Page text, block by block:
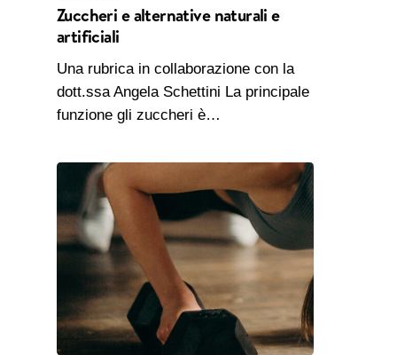
Zuccheri e alternative naturali e
artificiali
Una rubrica in collaborazione con la
dott.ssa Angela Schettini La principale
funzione gli zuccheri è…